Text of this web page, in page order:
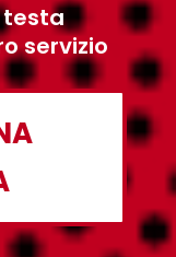
testa
servizio